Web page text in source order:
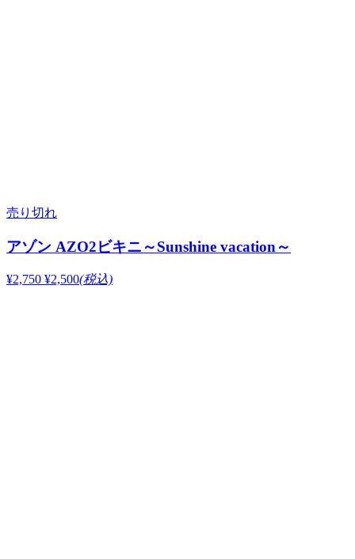
売り切れ
アゾン AZO2ビキニ～Sunshine vacation～
¥2,750 ¥2,500(税込)